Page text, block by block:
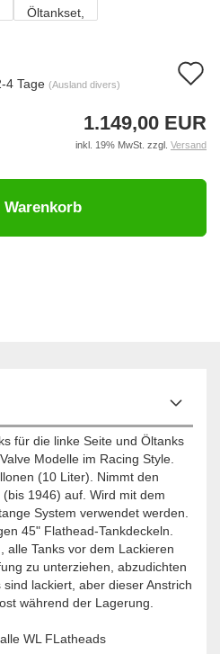
4 Tage (Ausland divers)
1.149,00 EUR
inkl. 19% MwSt. zzgl. Versand
Warenkorb
für die linke Seite und Öltanks
Modelle im Racing Style.
(10 Liter). Nimmt den
1946) auf. Wird mit dem
System verwendet werden.
45" Flathead-Tankdeckeln.
alle Tanks vor dem Lackieren
zu unterziehen, abzudichten
lackiert, aber dieser Anstrich
während der Lagerung.
WL FLatheads